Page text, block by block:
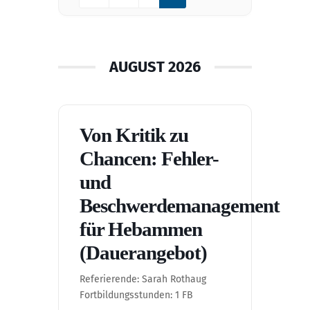
AUGUST 2026
Von Kritik zu
Chancen: Fehler-
und
Beschwerdemanagement
für Hebammen
(Dauerangebot)
Referierende: Sarah Rothaug
Fortbildungsstunden: 1 FB